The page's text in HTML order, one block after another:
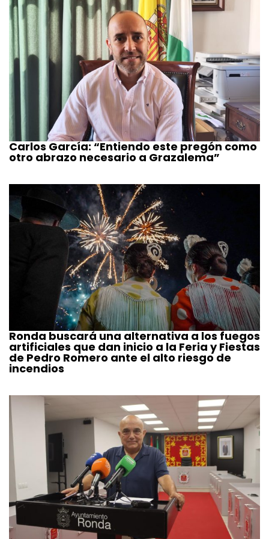
Carlos García: “Entiendo este pregón como
otro abrazo necesario a Grazalema”
Ronda buscará una alternativa a los fuegos
artificiales que dan inicio a la Feria y Fiestas
de Pedro Romero ante el alto riesgo de
incendios